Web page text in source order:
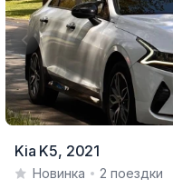
of
Kia K5, 2021
Новинка 2 поездки